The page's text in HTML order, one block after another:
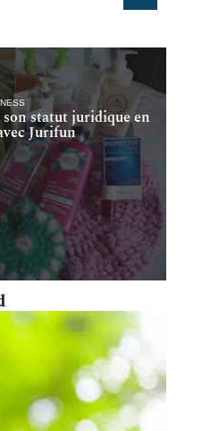
statut juridique en
Jurifun